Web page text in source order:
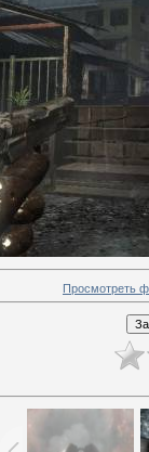
Просмотреть